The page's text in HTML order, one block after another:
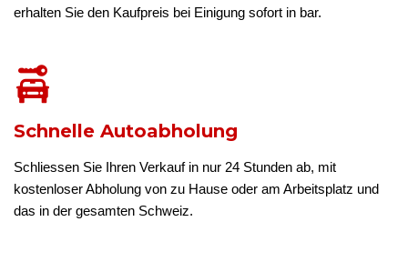
erhalten Sie den Kaufpreis bei Einigung sofort in bar.
Schnelle Autoabholung
Schliessen Sie Ihren Verkauf in nur 24 Stunden ab, mit
kostenloser Abholung von zu Hause oder am Arbeitsplatz und
das in der gesamten Schweiz.